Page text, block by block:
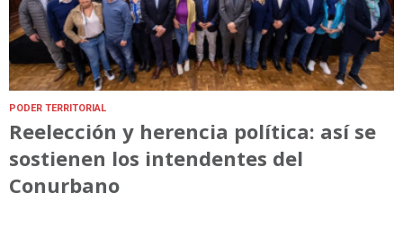
PODER TERRITORIAL
Reelección y herencia política: así se
sostienen los intendentes del
Conurbano